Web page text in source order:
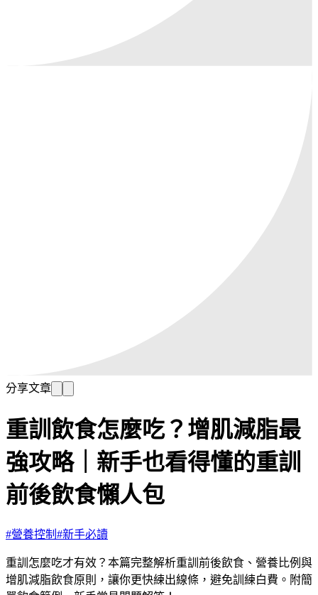
分享文章
重訓飲食怎麼吃？增肌減脂最
強攻略｜新手也看得懂的重訓
前後飲食懶人包
#營養控制 #新手必讀
重訓怎麼吃才有效？本篇完整解析重訓前後飲食、營養比例與
增肌減脂飲食原則，讓你更快練出線條，避免訓練白費。附簡